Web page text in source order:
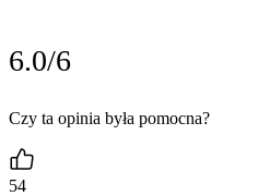
6.0/6
Czy ta opinia była pomocna?
54